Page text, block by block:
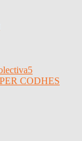
5
CODHES